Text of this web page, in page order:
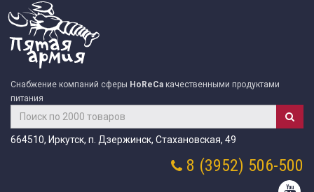
Снабжение компаний сферы HoReCa качественными продуктами
питания
664510, Иркутск, п. Дзержинск, Стахановская, 49
8 (3952) 506-500